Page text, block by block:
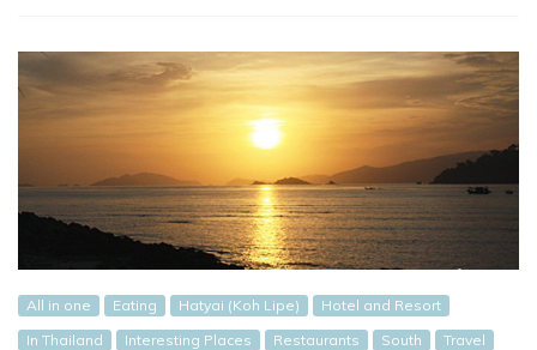
All in one Eating Hatyai (Koh Lipe)
Hotel and Resort
In Thailand
Interesting Places Restaurants South Travel